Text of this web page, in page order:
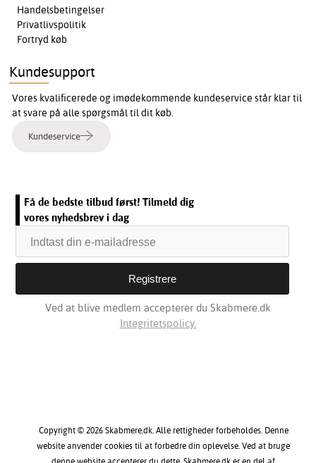
Handelsbetingelser
Privatlivspolitik
Fortryd køb
Kundesupport
Vores kvalificerede og imødekommende kundeservice står klar til
at svare på alle spørgsmål til dit køb.
Kundeservice
Få de bedste tilbud først! Tilmeld dig
vores nyhedsbrev i dag
Ved at blive medlem accepterer du Skabmere.dk
Integritetspolicy.
Copyright © 2026 Skabmere.dk. Alle rettigheder forbeholdes. Denne
website anvender cookies til at forbedre din oplevelse. Ved at bruge